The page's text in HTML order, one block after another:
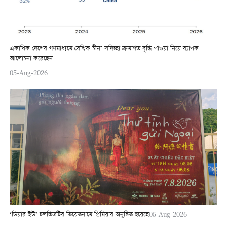
একাধিক দেশের গণমাধ্যমে বৈশ্বিক চীনা-সদিচ্ছা ক্রমাগত বৃদ্ধি পাওয়া নিয়ে ব্যাপক
আলোচনা করেছেন
05-Aug-2026
‘ডিয়ার ইউ’ চলচ্চিত্রটির ভিয়েতনামে প্রিমিয়ার অনুষ্ঠিত হয়েছে05-Aug-2026